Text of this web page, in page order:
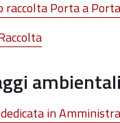
raccolta Porta a
ambientali
in